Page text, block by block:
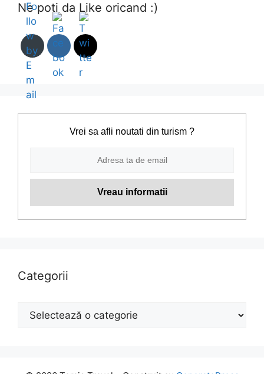
Ne poti da Like oricand :)
Vrei sa afli noutati din turism ?
Categorii
Categorii